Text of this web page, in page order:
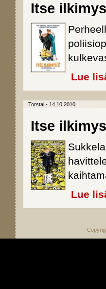
Itse
Lue
Torstai - 14.10.2010
Itse ilkimys
Lue